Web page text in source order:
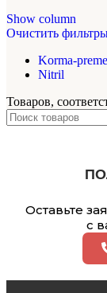
Show column
Очистить
Korma-
Nitril
Товаров,
Оставьте
с